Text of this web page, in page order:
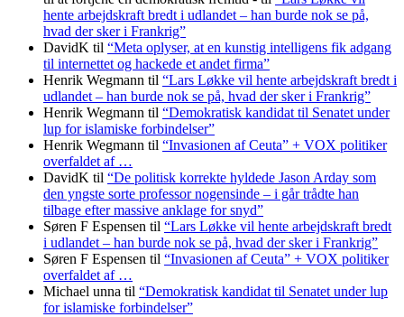
hente arbejdskraft bredt i udlandet – han burde nok se på,
hvad der sker i Frankrig”
DavidK til “Meta oplyser, at en kunstig intelligens fik adgang
til internettet og hackede et andet firma”
Henrik Wegmann til “Lars Løkke vil hente arbejdskraft bredt i
udlandet – han burde nok se på, hvad der sker i Frankrig”
Henrik Wegmann til “Demokratisk kandidat til Senatet under
lup for islamiske forbindelser”
Henrik Wegmann til “Invasionen af Ceuta” + VOX politiker
overfaldet af …
DavidK til “De politisk korrekte hyldede Jason Arday som
den yngste sorte professor nogensinde – i går trådte han
tilbage efter massive anklage for snyd”
Søren F Espensen til “Lars Løkke vil hente arbejdskraft bredt
i udlandet – han burde nok se på, hvad der sker i Frankrig”
Søren F Espensen til “Invasionen af Ceuta” + VOX politiker
overfaldet af …
Michael unna til “Demokratisk kandidat til Senatet under lup
for islamiske forbindelser”